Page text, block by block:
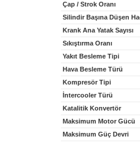
Çap / Strok Oranı
Silindir Başına Düşen
Krank Ana Yatak Sayısı
Sıkıştırma Oranı
Yakıt Besleme Tipi
Hava Besleme Türü
Kompresör Tipi
İntercooler Türü
Katalitik Konvertör
Maksimum Motor Gücü
Maksimum Güç Devri